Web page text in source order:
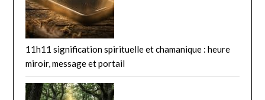
11h11 signification spirituelle et chamanique : heure
miroir, message et portail